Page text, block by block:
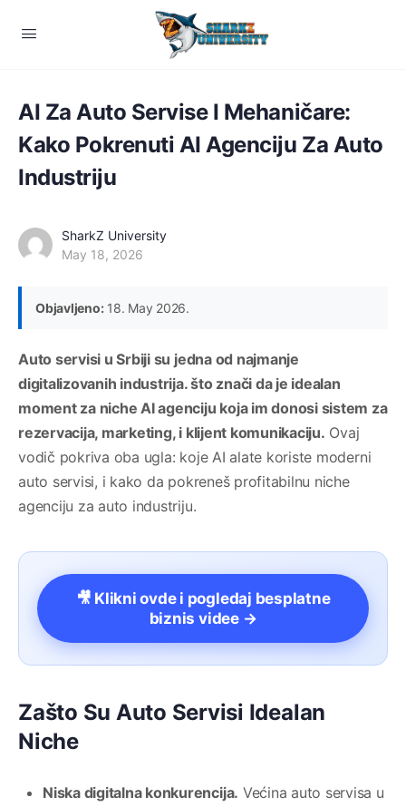
AI Za Auto Servise I Mehaničare:
Kako Pokrenuti AI Agenciju Za Auto
Industriju
SharkZ University
May 18, 2026
Objavljeno:18. May 2026.
Auto servisi u Srbiji su jedna od najmanje
digitalizovanih industrija. što znači da je idealan
moment za niche AI agenciju koja im donosi sistem za
rezervacija, marketing, i klijent komunikaciju. Ovaj
vodič pokriva oba ugla: koje AI alate koriste moderni
auto servisi, i kako da pokreneš profitabilnu niche
agenciju za auto industriju.
🎥 Klikni ovde i pogledaj besplatne
biznis videe →
Zašto Su Auto Servisi Idealan
Niche
Niska digitalna konkurencija. Većina auto servisa u